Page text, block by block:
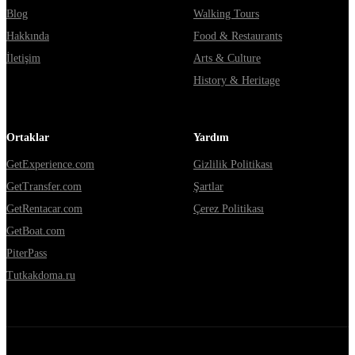
Blog
Hakkında
İletişim
Walking Tours
Food & Restaurants
Arts & Culture
History & Heritage
Ortaklar
GetExperience.com
GetTransfer.com
GetRentacar.com
GetBoat.com
PiterPass
Tutkakdoma.ru
Yardım
Gizlilik Politikası
Şartlar
Çerez Politikası